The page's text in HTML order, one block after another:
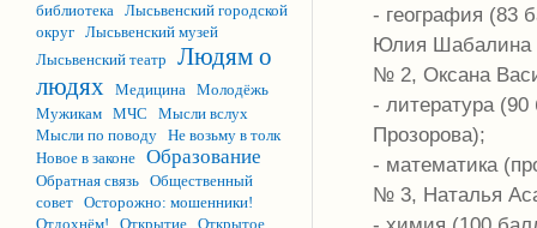
библиотека Лысьвенский городской
округ Лысьвенский музей
Лысьвенский театр
Людям о
людях Медицина Молодёжь
Мужикам МЧС
Мысли вслух
Мысли по поводу Не возьму в толк
Новое в законе Образование
Обратная связь Общественный
совет Осторожно: мошенники!
Отдохнём!
Открытие Открытое
- география (83
Юлия
№ 2, Оксана
- литература
Прозорова);
- математика
№ 3, Наталья